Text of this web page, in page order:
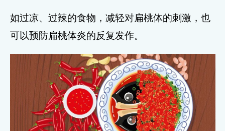
如过凉、过辣的食物，减轻对扁桃体的刺激，也
可以预防扁桃体炎的反复发作。